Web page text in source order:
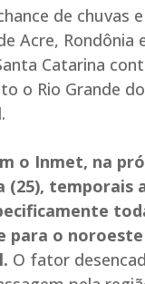
de chuvas
Acre, Rondônia
Catarina
o Rio Grande
o Inmet, na
(25), temporais
para o
O fator